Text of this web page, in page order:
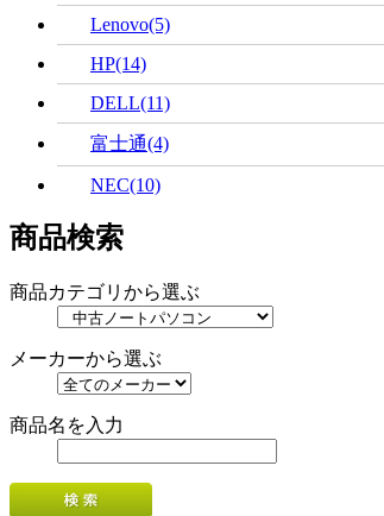
Lenovo(5)
HP(14)
DELL(11)
富士通(4)
NEC(10)
商品検索
商品カテゴリから選ぶ
メーカーから選ぶ
商品名を入力